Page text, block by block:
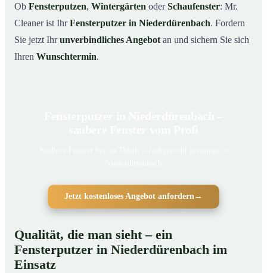
Ob Fensterputzen, Wintergärten oderSchaufenster: Mr.
Cleaner ist IhrFensterputzer in Niederdürenbach. Fordern
Sie jetzt Ihrunverbindliches Angebot an und sichern Sie sich
Ihren Wunschtermin.
Jetzt kostenloses Angebot anfordern→
Qualität, die man sieht – ein
Fensterputzer in Niederdürenbach im
Einsatz